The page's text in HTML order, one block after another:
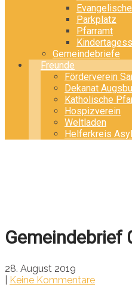
Parkplatz
Pfarramt
Gemeindebriefe
Freunde
Förderverein
Dekanat
Katholische
Hospizverein
Weltladen
Helferkreis
Gemeindebrief
28. August 2019
Keine Kommentare